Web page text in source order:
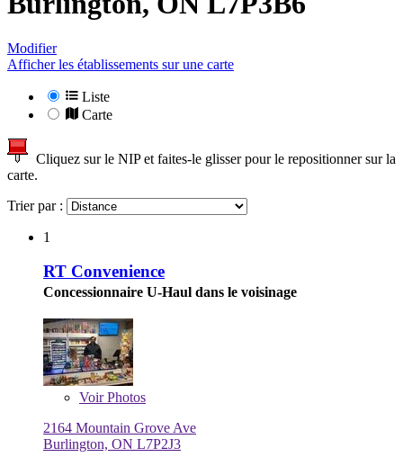
Modifier
Afficher les établissements sur une carte
Liste
Carte
Cliquez sur le NIP et faites-le glisser pour le repositionner sur la
carte.
Trier par :
1
RT Convenience
Concessionnaire U-Haul dans le voisinage
VoirPhotos
2164 Mountain Grove Ave
Burlington, ON L7P2J3